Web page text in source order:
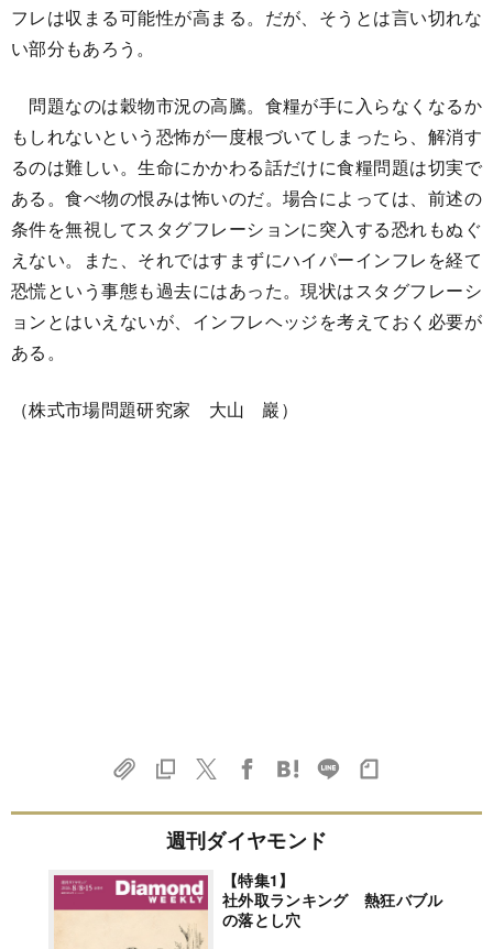
フレは収まる可能性が高まる。だが、そうとは言い切れな
い部分もあろう。
問題なのは穀物市況の高騰。食糧が手に入らなくなるか
もしれないという恐怖が一度根づいてしまったら、解消す
るのは難しい。生命にかかわる話だけに食糧問題は切実で
ある。食べ物の恨みは怖いのだ。場合によっては、前述の
条件を無視してスタグフレーションに突入する恐れもぬぐ
えない。また、それではすまずにハイパーインフレを経て
恐慌という事態も過去にはあった。現状はスタグフレーシ
ョンとはいえないが、インフレヘッジを考えておく必要が
ある。
（株式市場問題研究家 大山 巖）
週刊ダイヤモンド
【特集1】
社外取ランキング 熱狂バブル
の落とし穴